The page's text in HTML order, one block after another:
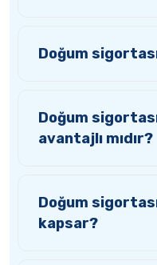
Doğum
Doğum
avantajlı mıdır?
Doğum
kapsar?